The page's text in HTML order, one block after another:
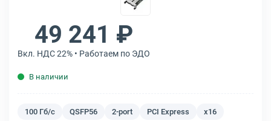
49 241 ₽
Вкл. НДС 22% • Работаем по ЭДО
В наличии
100 Гб/с QSFP56 2-port PCI Express x16